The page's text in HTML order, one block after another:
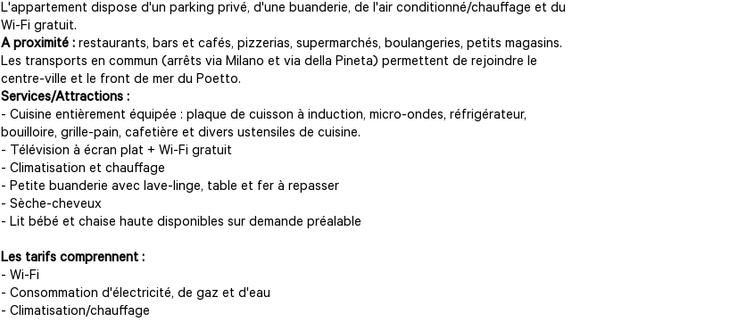
L'appartement dispose d'un parking privé, d'une buanderie, de l'air conditionné/chauffage et du
Wi-Fi gratuit.
A proximité : restaurants, bars et cafés, pizzerias, supermarchés, boulangeries, petits magasins.
Les transports en commun (arrêts via Milano et via della Pineta) permettent de rejoindre le
centre-ville et le front de mer du Poetto.
Services/Attractions :
- Cuisine entièrement équipée : plaque de cuisson à induction, micro-ondes, réfrigérateur,
bouilloire, grille-pain, cafetière et divers ustensiles de cuisine.
- Télévision à écran plat + Wi-Fi gratuit
- Climatisation et chauffage
- Petite buanderie avec lave-linge, table et fer à repasser
- Sèche-cheveux
- Lit bébé et chaise haute disponibles sur demande préalable
Les tarifs comprennent :
- Wi-Fi
- Consommation d'électricité, de gaz et d'eau
- Climatisation/chauffage